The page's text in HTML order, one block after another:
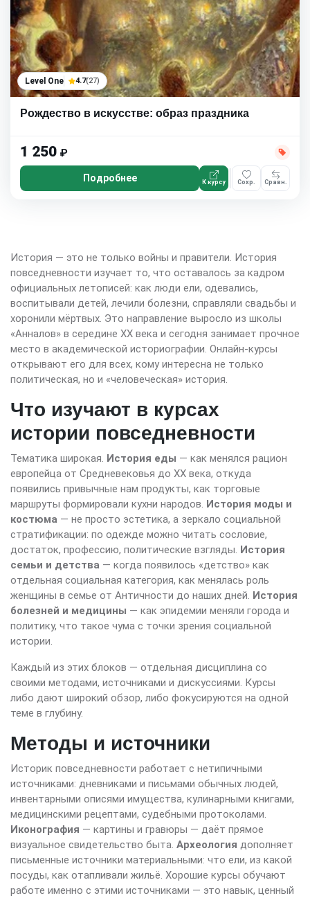
Level One 4.7(27)
Рождество в искусстве: образ праздника
1 250 ₽
Подробнее К курсу Сохр. Сравн.
История — это не только войны и правители. История
повседневности изучает то, что оставалось за кадром
официальных летописей: как люди ели, одевались,
воспитывали детей, лечили болезни, справляли свадьбы и
хоронили мёртвых. Это направление выросло из школы
«Анналов» в середине XX века и сегодня занимает прочное
место в академической историографии. Онлайн-курсы
открывают его для всех, кому интересна не только
политическая, но и «человеческая» история.
Что изучают в курсах
истории повседневности
Тематика широкая. История еды — как менялся рацион
европейца от Средневековья до XX века, откуда
появились привычные нам продукты, как торговые
маршруты формировали кухни народов. История моды и
костюма — не просто эстетика, а зеркало социальной
стратификации: по одежде можно читать сословие,
достаток, профессию, политические взгляды. История
семьи и детства — когда появилось «детство» как
отдельная социальная категория, как менялась роль
женщины в семье от Античности до наших дней. История
болезней и медицины — как эпидемии меняли города и
политику, что такое чума с точки зрения социальной
истории.
Каждый из этих блоков — отдельная дисциплина со
своими методами, источниками и дискуссиями. Курсы
либо дают широкий обзор, либо фокусируются на одной
теме в глубину.
Методы и источники
Историк повседневности работает с нетипичными
источниками: дневниками и письмами обычных людей,
инвентарными описями имущества, кулинарными книгами,
медицинскими рецептами, судебными протоколами.
Иконография — картины и гравюры — даёт прямое
визуальное свидетельство быта. Археология дополняет
письменные источники материальными: что ели, из какой
посуды, как отапливали жильё. Хорошие курсы обучают
работе именно с этими источниками — это навык, ценный